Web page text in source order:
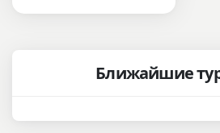
Ближайшие